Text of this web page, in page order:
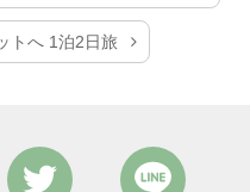
トへ 1泊2日旅